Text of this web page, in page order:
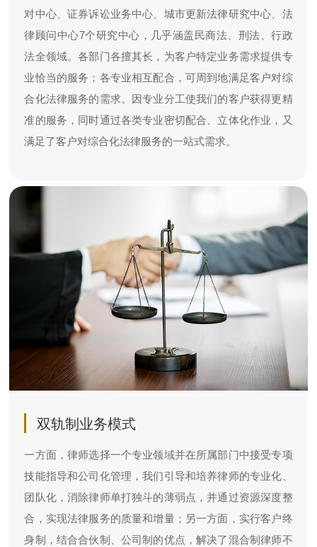
对中心、证券诉讼业务中心、城市更新法律研究中心、法
律顾问中心7个研究中心，几乎涵盖民商法、刑法、行政
法全领域。各部门各擅其长，为客户特定业务需求提供专
业恰当的服务；各专业相互配合，可周到地满足客户对综
合化法律服务的需求。因专业分工使我们的客户获得更精
准的服务，同时通过各类专业密切配合、立体化作业，又
满足了客户对综合化法律服务的一站式需求。
双轨制业务模式
一方面，律师选择一个专业领域并在所属部门中接受专项
技能指导和公司化管理，我们引导和培养律师的专业化、
团队化，消除律师单打独斗的薄弱点，并通过资源深度整
合，实现法律服务的质量和增量；另一方面，实行客户终
身制，结合合伙制、公司制的优点，解决了混合制律师不